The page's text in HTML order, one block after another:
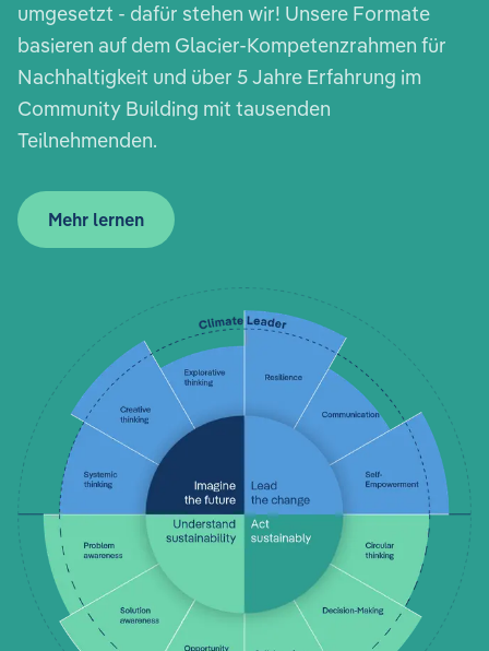
umgesetzt - dafür stehen wir! Unsere Formate
basieren auf dem Glacier-Kompetenzrahmen für
Nachhaltigkeit und über 5 Jahre Erfahrung im
Community Building mit tausenden
Teilnehmenden.
Mehr lernen